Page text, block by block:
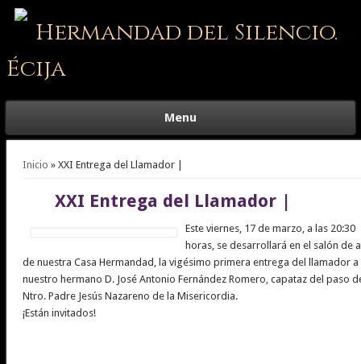
Hermandad del Silencio.
Écija
Menu
Se encuentra usted aquí
Inicio » XXI Entrega del Llamador |
XXI Entrega del Llamador |
Este viernes, 17 de marzo, a las 20:30
horas, se desarrollará en el salón de
de nuestra Casa Hermandad, la vigésimo primera entrega del llamador a
nuestro hermano D. José Antonio Fernández Romero, capataz del paso
Ntro. Padre Jesús Nazareno de la Misericordia.
¡Están invitados!